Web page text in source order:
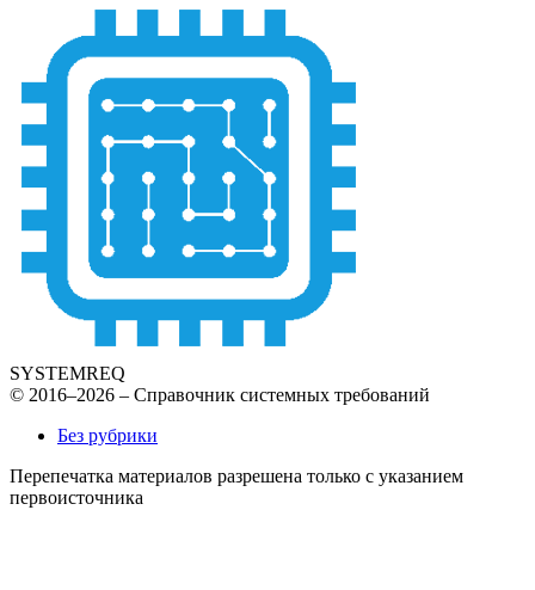
SYSTEMREQ
© 2016–2026 – Справочник системных требований
Без рубрики
Перепечатка материалов разрешена только с указанием
первоисточника